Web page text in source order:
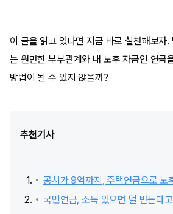
이 글을 읽고 있다면 지금 바로 실천해보자.
는 원만한 부부관계와 내 노후 자금인 연금
방법이 될 수 있지 않을까?
추천기사
공시가 9억까지, 주택연금으로 노
국민연금, 소득 있으면 덜 받는다